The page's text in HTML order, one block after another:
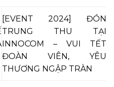
[EVENT 2024] ĐÓN
TRUNG THU TẠI
INNOCOM – VUI TẾT
ĐOÀN VIÊN, YÊU
THƯƠNG NGẬP TRÀN